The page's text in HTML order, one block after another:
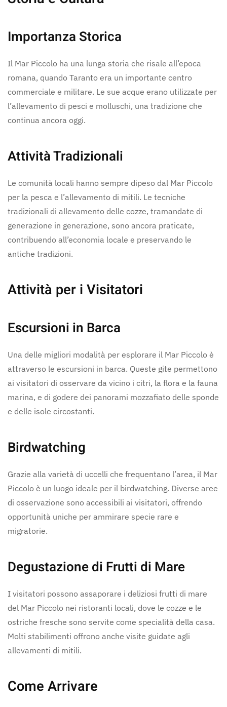
Importanza Storica
Il Mar Piccolo ha una lunga storia che risale all’epoca
romana, quando Taranto era un importante centro
commerciale e militare. Le sue acque erano utilizzate per
l’allevamento di pesci e molluschi, una tradizione che
continua ancora oggi.
Attività Tradizionali
Le comunità locali hanno sempre dipeso dal Mar Piccolo
per la pesca e l’allevamento di mitili. Le tecniche
tradizionali di allevamento delle cozze, tramandate di
generazione in generazione, sono ancora praticate,
contribuendo all’economia locale e preservando le
antiche tradizioni.
Attività per i Visitatori
Escursioni in Barca
Una delle migliori modalità per esplorare il Mar Piccolo è
attraverso le escursioni in barca. Queste gite permettono
ai visitatori di osservare da vicino i citri, la flora e la fauna
marina, e di godere dei panorami mozzafiato delle sponde
e delle isole circostanti.
Birdwatching
Grazie alla varietà di uccelli che frequentano l’area, il Mar
Piccolo è un luogo ideale per il birdwatching. Diverse aree
di osservazione sono accessibili ai visitatori, offrendo
opportunità uniche per ammirare specie rare e
migratorie.
Degustazione di Frutti di Mare
I visitatori possono assaporare i deliziosi frutti di mare
del Mar Piccolo nei ristoranti locali, dove le cozze e le
ostriche fresche sono servite come specialità della casa.
Molti stabilimenti offrono anche visite guidate agli
allevamenti di mitili.
Come Arrivare